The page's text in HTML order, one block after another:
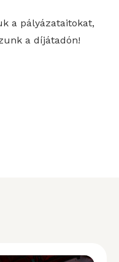
a pályázataitokat,
a díjátadón!